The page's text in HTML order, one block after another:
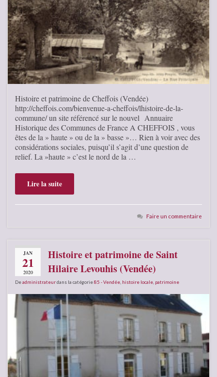
Histoire et patrimoine de Cheffois (Vendée)
http://cheffois.com/bienvenue-a-cheffois/lhistoire-de-la-
commune/ un site référencé sur le nouvel Annuaire
Historique des Communes de France A CHEFFOIS , vous
êtes de la » haute » ou de la » basse »… Rien à voir avec des
considérations sociales, puisqu’il s’agit d’une question de
relief. La »haute » c’est le nord de la …
Lire la suite
Faire un commentaire
JAN
21
2020
Histoire et patrimoine de Saint
Hilaire Levouhis (Vendée)
Deadministrateurdans la catégorie85 - Vendée histoire locale patrimoine